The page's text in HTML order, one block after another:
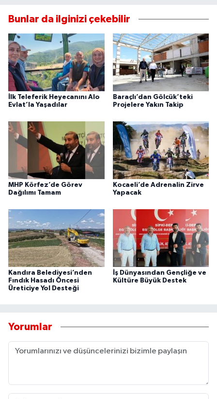
Bunlar da ilginizi çekebilir
İlk Teleferik Heyecanını Alo
Evlat’la Yaşadılar
Baraçlı’dan Gölcük’teki
Projelere Yakın Takip
MHP Körfez’de Görev
Dağılımı Tamam
Kocaeli’de Adrenalin Zirve
Yapacak
Kandıra Belediyesi’nden
Fındık Hasadı Öncesi
Üreticiye Yol Desteği
İş Dünyasından Gençliğe ve
Kültüre Büyük Destek
Yorumlar